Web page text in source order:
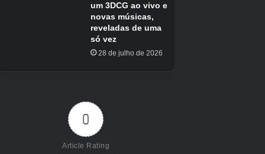
Tudo na linha Mareep é do tipo Elétrico. Imagem via